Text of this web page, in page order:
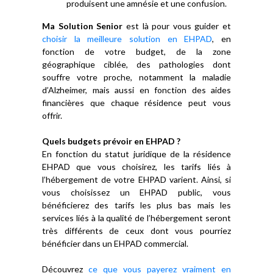
produisent une amnésie et une confusion.
Ma Solution Senior est là pour vous guider et
choisir la meilleure solution en EHPAD, en
fonction de votre budget, de la zone
géographique ciblée, des pathologies dont
souffre votre proche, notamment la maladie
d’Alzheimer, mais aussi en fonction des aides
financières que chaque résidence peut vous
offrir.
Quels budgets prévoir en EHPAD ?
En fonction du statut juridique de la résidence
EHPAD que vous choisirez, les tarifs liés à
l’hébergement de votre EHPAD varient. Ainsi, si
vous choisissez un EHPAD public, vous
bénéficierez des tarifs les plus bas mais les
services liés à la qualité de l’hébergement seront
très différents de ceux dont vous pourriez
bénéficier dans un EHPAD commercial.
Découvrez ce que vous payerez vraiment en